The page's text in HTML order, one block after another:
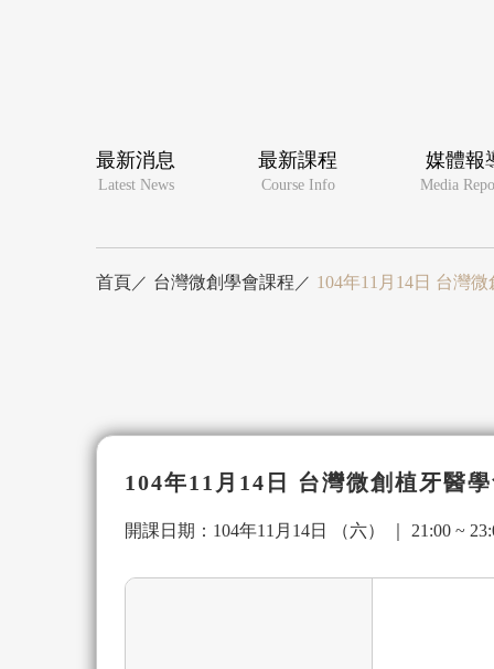
最新消息
Latest News
最新課程
Course Info
媒體報
Media
首頁 台灣微創學會課程 104年11月14日 台灣
104年11月14日 台灣微創植牙醫
開課日期：104年11月14日 （六） ｜ 21:00 ~